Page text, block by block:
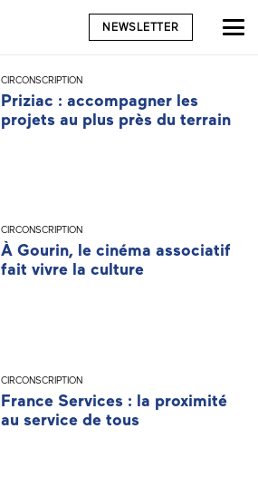
NEWSLETTER
CIRCONSCRIPTION
Priziac : accompagner les
projets au plus près du terrain
CIRCONSCRIPTION
À Gourin, le cinéma associatif
fait vivre la culture
CIRCONSCRIPTION
France Services : la proximité
au service de tous